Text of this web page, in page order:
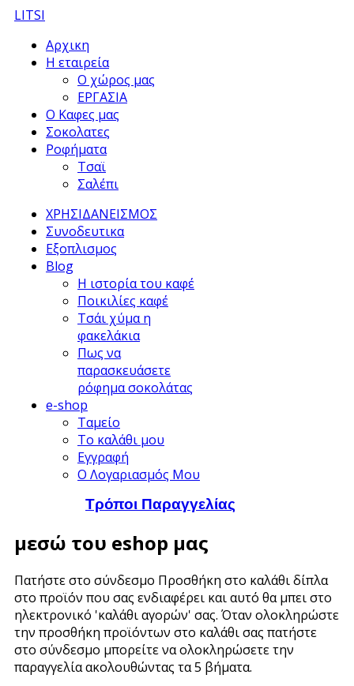
LITSI
Αρχικη
Η εταιρεία
Ο χώρος μας
ΕΡΓΑΣΙΑ
Ο Καφες μας
Σοκολατες
Ροφήματα
Τσαϊ
Σαλέπι
ΧΡΗΣΙΔΑΝΕΙΣΜΟΣ
Συνοδευτικα
Εξοπλισμος
Blog
Η ιστορία του καφέ
Ποικιλίες καφέ
Τσάι χύμα η
φακελάκια
Πως να
παρασκευάσετε
ρόφημα σοκολάτας
e-shop
Ταμείο
Το καλάθι μου
Εγγραφή
Ο Λογαριασμός Μου
Τρόποι Παραγγελίας
μεσώ του eshop μας
Πατήστε στο σύνδεσμο Προσθήκη στο καλάθι δίπλα
στο προϊόν που σας ενδιαφέρει και αυτό θα μπει στο
ηλεκτρονικό 'καλάθι αγορών' σας. Όταν ολοκληρώστε
την προσθήκη προϊόντων στο καλάθι σας πατήστε
στο σύνδεσμο μπορείτε να ολοκληρώσετε την
παραγγελία ακολουθώντας τα 5 βήματα.